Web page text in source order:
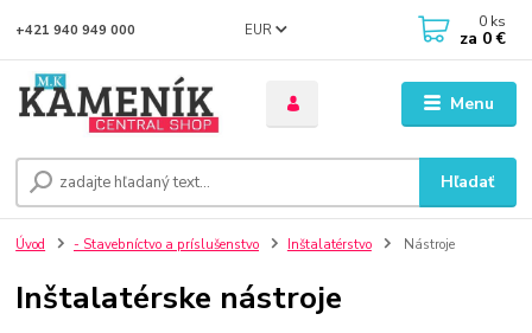
Menu
EUR
Hľadať
+421 940 949 000 0 ks
za 0 €
Úvod - Stavebníctvo a príslušenstvo Inštalatérstvo Nástroje
Inštalatérske nástroje